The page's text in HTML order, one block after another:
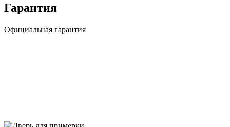
Гарантия
Официальная гарантия